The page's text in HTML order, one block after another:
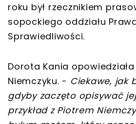
roku był rzecznikiem
sopockiego oddziału
Sprawiedliwości.
Dorota Kania
Niemczyku. - Ciekawe, jak
gdyby zaczęto opisywać
przykład z Piotrem